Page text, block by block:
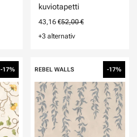
kuviotapetti
43,16 €52,00 €
+3 alternativ
-17% REBEL WALLS -17%